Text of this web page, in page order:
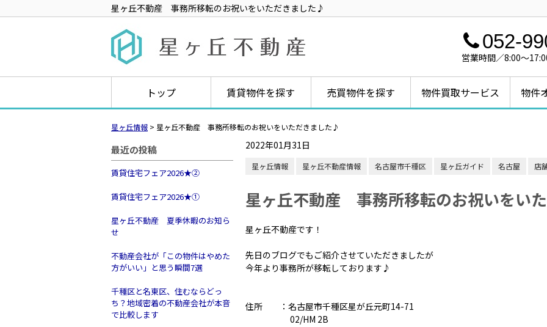
星ヶ丘不動産 事務所移転のお祝いをいただきました♪
052-
営業時間／8:00～
トップ 賃貸物件を探す 売買物件を探す 物件買取サービス 物件
星ヶ丘情報 > 星ヶ丘不動産 事務所移転のお祝いをいただきました♪
最近の投稿
賃貸住宅フェア2026★➁
賃貸住宅フェア2026★①
星ヶ丘不動産 夏季休暇のお知ら
せ
不動産会社が「この物件はやめた
方がいい」と思う瞬間7選
千種区と名東区、住むならどっ
ち？地域密着の不動産会社が本音
で比較します
2022年01月31日
星ヶ丘情報 星ヶ丘不動産情報 名古屋市千種区 星ヶ丘ガイド 名古屋 店
星ヶ丘不動産 事務所移転のお祝いをい
星ヶ丘不動産です！
先日のブログでもご紹介させていただきましたが
今年より事務所が移転しております♪
住所 ：名古屋市千種区星が丘元町14-71
02/HM 2B